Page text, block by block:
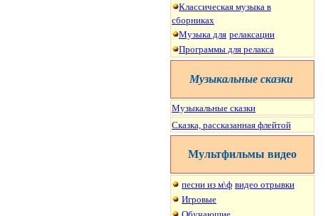
Классическая музыка в
сборниках
Музыка для релаксации
Программы для релакса
Музыкальные сказки
Музыкальные сказки
Сказка, рассказанная флейтой
Мультфильмы видео
песни из м\ф видео отрывки
Игровые